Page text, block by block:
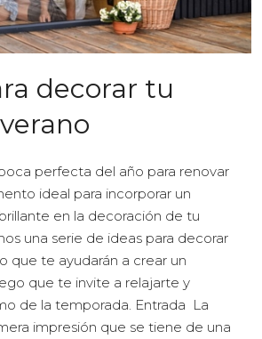
decorar tu
perfecta del año para renovar
ideal para incorporar un
en la decoración de tu
una serie de ideas para decorar
que te ayudarán a crear un
que te invite a relajarte y
de la temporada. Entrada La
impresión que se tiene de una